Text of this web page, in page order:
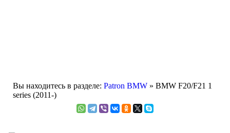
Вы находитесь в разделе: Patron BMW» BMW F20/F21 1
series (2011-)